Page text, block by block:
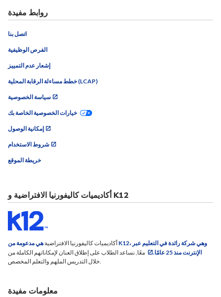
روابط مفيدة
اتصل بنا
الفرص الوظيفية
إشعار عدم التمييز
خطط مساءلة الرقابة المحلية (LCAP)
سياسة الخصوصية
خيارات الخصوصية الخاصة بك
إمكانية الوصول
شروط الاستخدام
خريطة الموقع
أكاديميات كاليفورنيا الافتراضية و K12
أكاديميات كاليفورنيا الافتراضية هي مدعومة من K12، وهي شركة رائدة في التعليم عبر
الإنترنت منذ 25 عامًا.
معًا, نساعد الطلاب على إطلاق العنان لإمكاناتهم الكاملة من
خلال التدريس الملهم والتعلم المخصص.
معلومات مفيدة